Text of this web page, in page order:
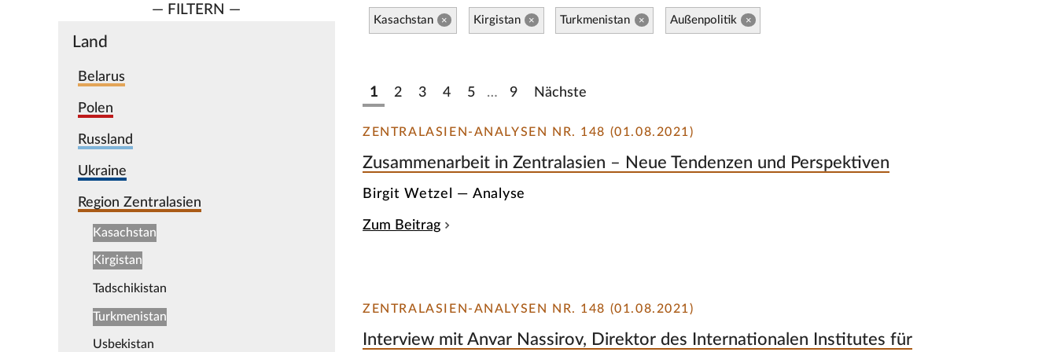
— FILTERN —
Land
Belarus
Polen
Russland
Ukraine
Region Zentralasien
Kasachstan
Kirgistan
Tadschikistan
Turkmenistan
Usbekistan
Kasachstan × Kirgistan × Turkmenistan × Außenpolitik ×
1 2 3 4 5 … 9 Nächste
ZENTRALASIEN-ANALYSEN NR. 148 (01.08.2021)
Zusammenarbeit in Zentralasien – Neue Tendenzen und Perspektiven
Birgit Wetzel — Analyse
Zum Beitrag
ZENTRALASIEN-ANALYSEN NR. 148 (01.08.2021)
Interview mit Anvar Nassirov, Direktor des Internationalen Institutes für